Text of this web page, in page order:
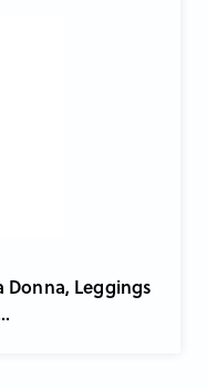
Donna, Leggings